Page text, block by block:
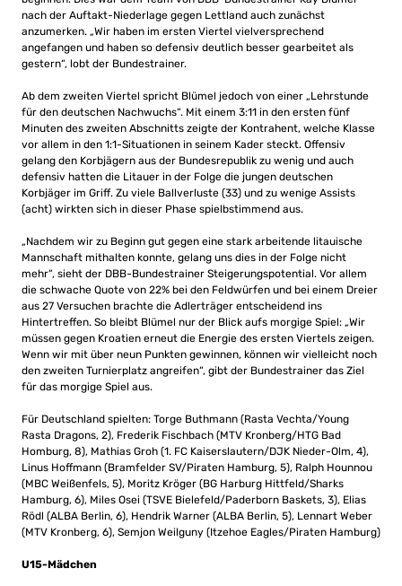
nach der Auftakt-Niederlage gegen Lettland auch zunächst
anzumerken. „Wir haben im ersten Viertel vielversprechend
angefangen und haben so defensiv deutlich besser gearbeitet als
gestern“, lobt der Bundestrainer.
Ab dem zweiten Viertel spricht Blümel jedoch von einer „Lehrstunde
für den deutschen Nachwuchs“. Mit einem 3:11 in den ersten fünf
Minuten des zweiten Abschnitts zeigte der Kontrahent, welche Klasse
vor allem in den 1:1-Situationen in seinem Kader steckt. Offensiv
gelang den Korbjägern aus der Bundesrepublik zu wenig und auch
defensiv hatten die Litauer in der Folge die jungen deutschen
Korbjäger im Griff. Zu viele Ballverluste (33) und zu wenige Assists
(acht) wirkten sich in dieser Phase spielbstimmend aus.
„Nachdem wir zu Beginn gut gegen eine stark arbeitende litauische
Mannschaft mithalten konnte, gelang uns dies in der Folge nicht
mehr“, sieht der DBB-Bundestrainer Steigerungspotential. Vor allem
die schwache Quote von 22% bei den Feldwürfen und bei einem Dreier
aus 27 Versuchen brachte die Adlerträger entscheidend ins
Hintertreffen. So bleibt Blümel nur der Blick aufs morgige Spiel: „Wir
müssen gegen Kroatien erneut die Energie des ersten Viertels zeigen.
Wenn wir mit über neun Punkten gewinnen, können wir vielleicht noch
den zweiten Turnierplatz angreifen“, gibt der Bundestrainer das Ziel
für das morgige Spiel aus.
Für Deutschland spielten: Torge Buthmann (Rasta Vechta/Young
Rasta Dragons, 2), Frederik Fischbach (MTV Kronberg/HTG Bad
Homburg, 8), Mathias Groh (1. FC Kaiserslautern/DJK Nieder-Olm, 4),
Linus Hoffmann (Bramfelder SV/Piraten Hamburg, 5), Ralph Hounnou
(MBC Weißenfels, 5), Moritz Kröger (BG Harburg Hittfeld/Sharks
Hamburg, 6), Miles Osei (TSVE Bielefeld/Paderborn Baskets, 3), Elias
Rödl (ALBA Berlin, 6), Hendrik Warner (ALBA Berlin, 5), Lennart Weber
(MTV Kronberg, 6), Semjon Weilguny (Itzehoe Eagles/Piraten Hamburg)
U15-Mädchen